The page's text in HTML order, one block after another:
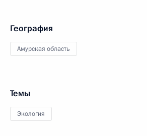
География
Амурская область
Темы
Экология